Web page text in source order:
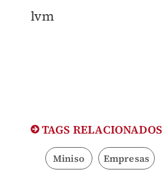
lvm
TAGS
Miniso Empresas